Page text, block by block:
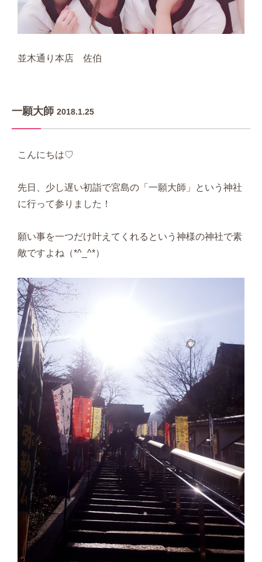
並木通り本店 佐伯
一願大師 2018.1.25
こんにちは♡
先日、少し遅い初詣で宮島の「一願大師」という神社
に行って参りました！
願い事を一つだけ叶えてくれるという神様の神社で素
敵ですよね（*^_^*）